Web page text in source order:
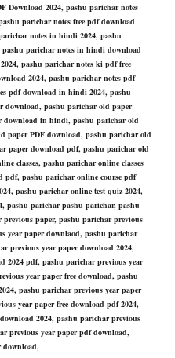
Download 2024, pashu parichar notes
parichar notes free pdf download
notes in hindi 2024, pashu
parichar notes in hindi download
pashu parichar notes ki pdf free
2024, pashu parichar notes pdf
pdf download in hindi 2024, pashu
download, pashu parichar old paper
download in hindi, pashu parichar old
paper PDF download, pashu parichar old
paper download pdf, pashu parichar old
classes, pashu parichar online classes
pdf, pashu parichar online course pdf
pashu parichar online test quiz 2024,
pashu parichar pashu parichar, pashu
paper, pashu parichar previous
year paper downlaod, pashu parichar
previous year paper download 2024,
2024 pdf, pashu parichar previous year
year paper free download, pashu
pashu parichar previous year paper
year paper free download pdf 2024,
2024, pashu parichar previous
previous year paper pdf download,
download,